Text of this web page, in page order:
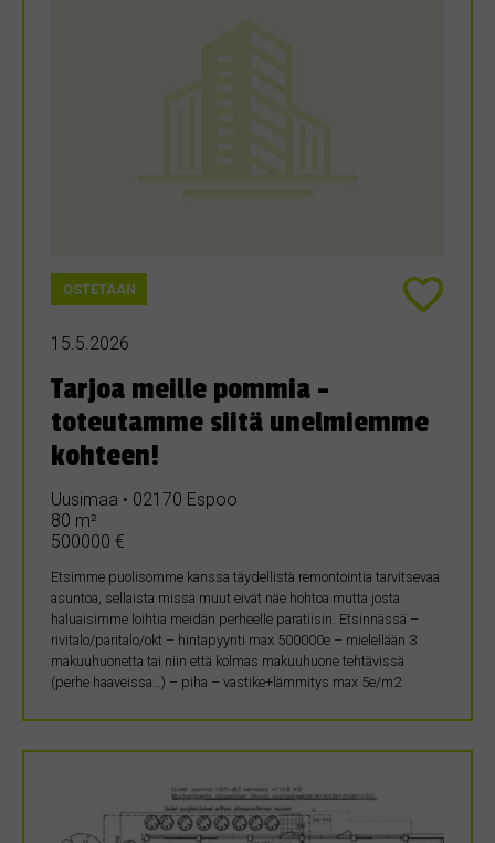
OSTETAAN
15.5.2026
Tarjoa meille pommia –
toteutamme siitä unelmiemme
kohteen!
Uusimaa • 02170 Espoo
80 m²
500000 €
Etsimme puolisomme kanssa täydellistä remontointia tarvitsevaa
asuntoa, sellaista missä muut eivät näe hohtoa mutta josta
haluaisimme loihtia meidän perheelle paratiisin. Etsinnässä –
rivitalo/paritalo/okt – hintapyynti max 500000e – mielellään 3
makuuhuonetta tai niin että kolmas makuuhuone tehtävissä
(perhe haaveissa…) – piha – vastike+lämmitys max 5e/m2